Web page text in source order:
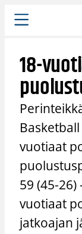
Siirry
sisältöön
18-
vuotiaat
59 (45-
vuotiaat
jatkoajan